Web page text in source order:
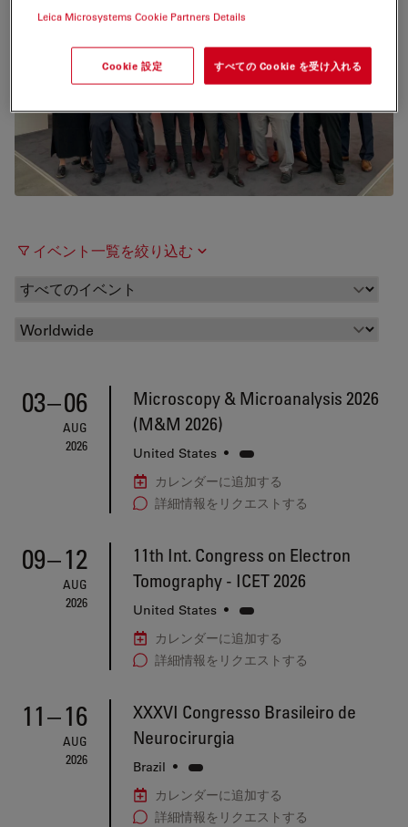
イベント一覧を絞り込む
03–06
AUG
2026
Microscopy & Microanalysis 2026
(M&M 2026)
United States •
カレンダーに追加する
詳細情報をリクエストする
09–12
AUG
2026
11th Int. Congress on Electron
Tomography - ICET 2026
United States •
カレンダーに追加する
詳細情報をリクエストする
11–16
AUG
2026
XXXVI Congresso Brasileiro de
Neurocirurgia
Brazil •
カレンダーに追加する
詳細情報をリクエストする
Leica Microsystems Cookie Partners Details
Cookie 設定 すべての Cookie を受け入れる